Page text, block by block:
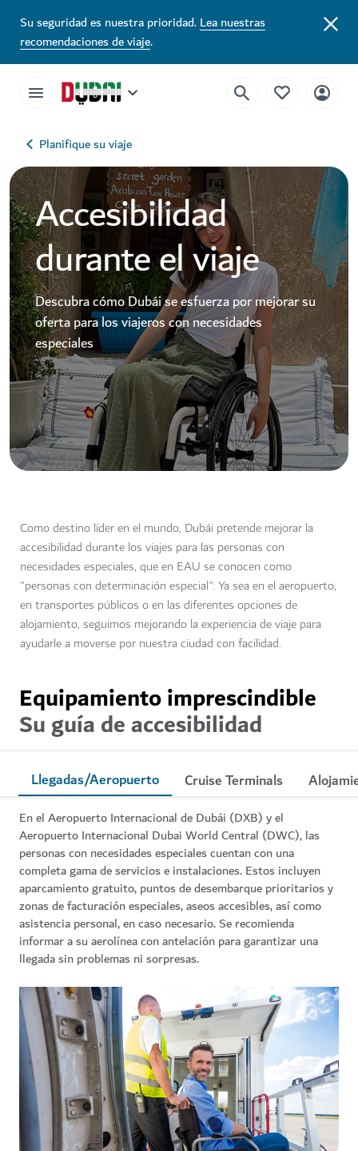
Su seguridad es nuestra prioridad.Lea nuestras
recomendaciones de viaje.
Planifique su viaje
Accesibilidad
durante el viaje
Descubra cómo Dubái se esfuerza por mejorar su
oferta para los viajeros con necesidades
especiales
Como destino líder en el mundo, Dubái pretende mejorar la
accesibilidad durante los viajes para las personas con
necesidades especiales, que en EAU se conocen como
"personas con determinación especial". Ya sea en el aeropuerto,
en transportes públicos o en las diferentes opciones de
alojamiento, seguimos mejorando la experiencia de viaje para
ayudarle a moverse por nuestra ciudad con facilidad.
Equipamiento imprescindible
Su guía de accesibilidad
Llegadas/Aeropuerto Cruise Terminals
En el Aeropuerto Internacional de Dubái (DXB) y el
Aeropuerto Internacional Dubai World Central (DWC), las
personas con necesidades especiales cuentan con una
completa gama de servicios e instalaciones. Estos incluyen
aparcamiento gratuito, puntos de desembarque prioritarios y
zonas de facturación especiales, aseos accesibles, así como
asistencia personal, en caso necesario. Se recomienda
informar a su aerolínea con antelación para garantizar una
llegada sin problemas ni sorpresas.